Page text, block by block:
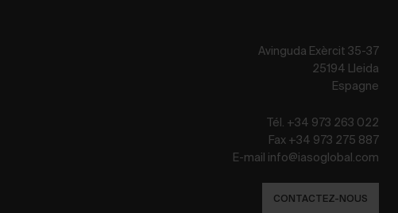
Avinguda Exèrcit 35-37
25194 Lleida
Espagne
Tél. +34 973 263 022
Fax +34 973 275 887
E-mail info@iasoglobal.com
CONTACTEZ-NOUS